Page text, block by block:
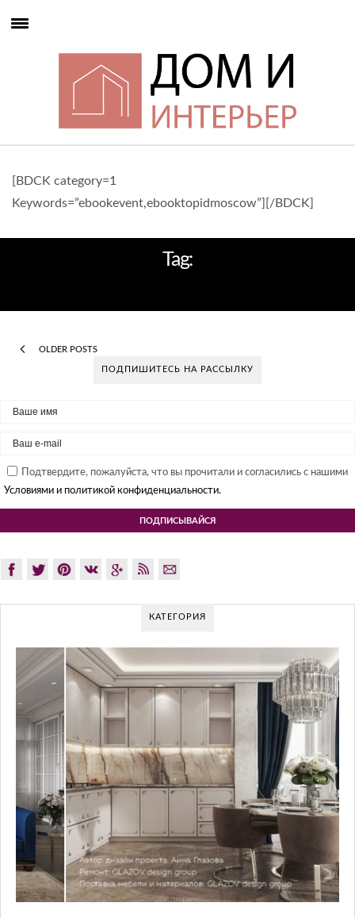
[BDCK category=1
Keywords=”ebookevent,ebooktopidmoscow”][/BDCK]
Tag:
OLDER POSTS
ПОДПИШИТЕСЬ НА РАССЫЛКУ
Подтвердите, пожалуйста, что вы прочитали и согласились с нашими
Условиями и политикой конфиденциальности.
КАТЕГОРИЯ